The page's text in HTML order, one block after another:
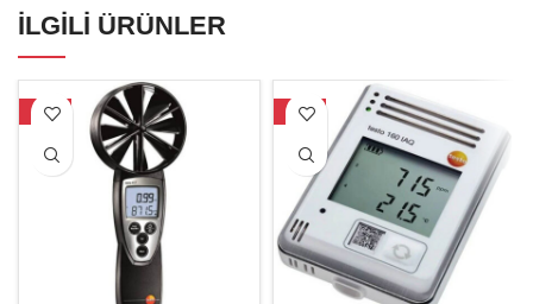
İLGILI ÜRÜNLER
-35% -33%